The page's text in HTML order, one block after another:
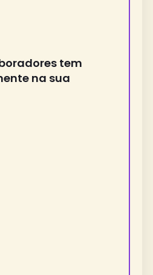
tem
na sua